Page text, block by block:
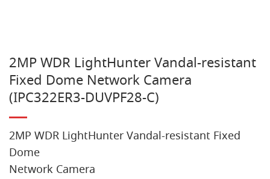
2MP WDR LightHunter Vandal-resistant
Fixed Dome Network Camera
(IPC322ER3-DUVPF28-C)
2MP WDR LightHunter Vandal-resistant Fixed
Dome
Network Camera